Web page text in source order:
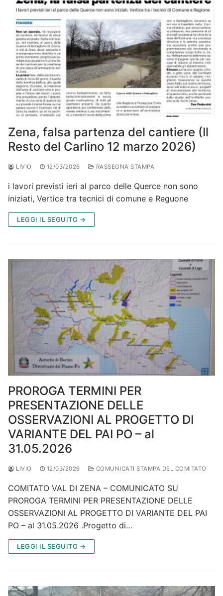
Zena, falsa partenza del cantiere (Il
Resto del Carlino 12 marzo 2026)
LIVIO 12/03/2026 RASSEGNA STAMPA
i lavori previsti ieri al parco delle Querce non sono
iniziati, Vertice tra tecnici di comune e Reguone
LEGGI IL SEGUITO →
PROROGA TERMINI PER
PRESENTAZIONE DELLE
OSSERVAZIONI AL PROGETTO DI
VARIANTE DEL PAI PO – al
31.05.2026
LIVIO 12/03/2026 COMUNICATI STAMPA DEL COMITATO
COMITATO VAL DI ZENA – COMUNICATO SU
PROROGA TERMINI PER PRESENTAZIONE DELLE
OSSERVAZIONI AL PROGETTO DI VARIANTE DEL PAI
PO – al 31.05.2026 .Progetto di…
LEGGI IL SEGUITO →